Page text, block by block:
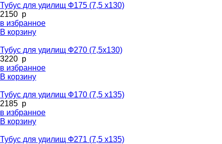
Тубус для удилищ Ф175 (7,5 х130)
2150 p
в избранное
В корзину
Тубус для удилищ Ф270 (7,5х130)
3220 p
в избранное
В корзину
Тубус для удилищ Ф170 (7,5 х135)
2185 p
в избранное
В корзину
Тубус для удилищ Ф271 (7,5 х135)